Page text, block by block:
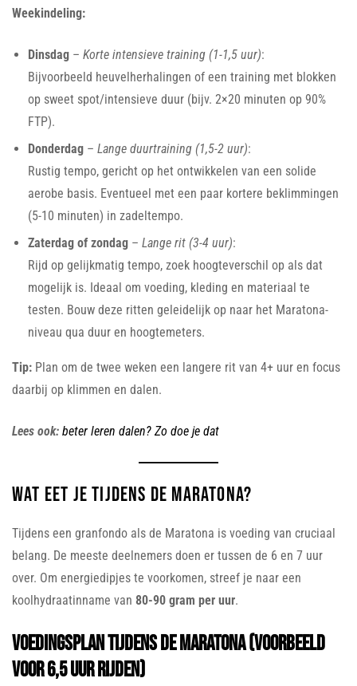
Weekindeling:
Dinsdag – Korte intensieve training (1-1,5 uur):
Bijvoorbeeld heuvelherhalingen of een training met blokken
op sweet spot/intensieve duur (bijv. 2×20 minuten op 90%
FTP).
Donderdag – Lange duurtraining (1,5-2 uur):
Rustig tempo, gericht op het ontwikkelen van een solide
aerobe basis. Eventueel met een paar kortere beklimmingen
(5-10 minuten) in zadeltempo.
Zaterdag of zondag – Lange rit (3-4 uur):
Rijd op gelijkmatig tempo, zoek hoogteverschil op als dat
mogelijk is. Ideaal om voeding, kleding en materiaal te
testen. Bouw deze ritten geleidelijk op naar het Maratona-
niveau qua duur en hoogtemeters.
Tip: Plan om de twee weken een langere rit van 4+ uur en focus
daarbij op klimmen en dalen.
Lees ook: beter leren dalen? Zo doe je dat
Wat eet je tijdens de Maratona?
Tijdens een granfondo als de Maratona is voeding van cruciaal
belang. De meeste deelnemers doen er tussen de 6 en 7 uur
over. Om energiedipjes te voorkomen, streef je naar een
koolhydraatinname van 80-90 gram per uur.
Voedingsplan tijdens de Maratona (voorbeeld
voor 6,5 uur rijden)